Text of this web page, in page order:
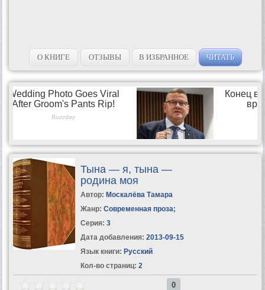
О КНИГЕ ОТЗЫВЫ В ИЗБРАННОЕ ЧИТАТЬ
Тына — я, тына —
родина моя
Автор: Москалёва Тамара
Жанр: Современная проза;
Серия: 3
Дата добавления: 2013-09-15
Язык книги: Русский
Кол-во страниц: 2
0